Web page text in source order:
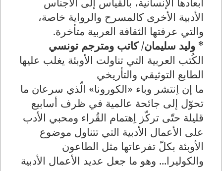
الأدبية الأخرى كالمسرح والرواية خاصة،
والتي عرفتها الثقافة العربية متأخرة.
* وليد سليمان/ كاتب ومترجم تونسي
الكُتب العربية التي تناولت الأوبئة يغلب عليها
الطابع التوثيقي والتأريخي
ما إن اِنتشر وباء «الكورونا» الّذي سرعان ما
تحوّل إلى جائحة عالمية في ظرف أسابيع
قليلة حتّى تركّز اِهتمام القُراء ومحبي الأدب
على الأعمال الأدبية التي تتناول موضوع
الأوبئة بكلّ تفرعاتها مثل الطاعون
والكوليرا... وهو ما جعل عديد الأعمال الأدبية